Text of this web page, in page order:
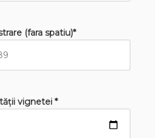
(fara spatiu)*
vignetei *